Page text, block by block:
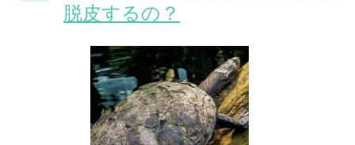
脱皮するの？